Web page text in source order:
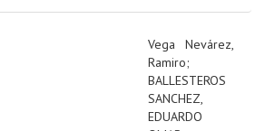
Vega Nevárez,
Ramiro;
BALLESTEROS
SANCHEZ,
EDUARDO